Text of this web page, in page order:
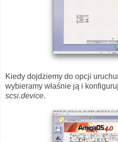
Kiedy dojdziemy do opcji
wybieramy właśnie ją i
scsi.device.